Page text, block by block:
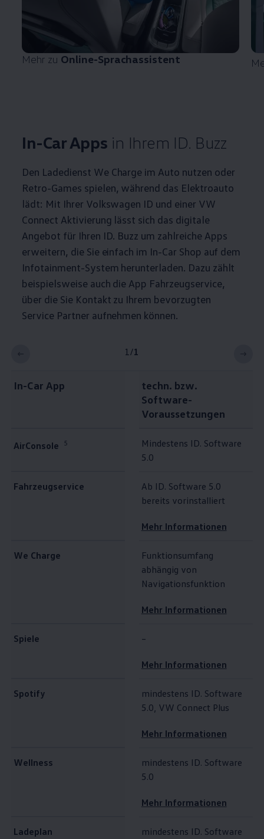
Mehr zu Online-Sprachassistent
In-Car Apps in Ihrem ID. Buzz
Den Ladedienst We Charge im Auto nutzen oder
Retro-Games spielen, während das Elektroauto
lädt: Mit Ihrer Volkswagen ID und einer VW
Connect Aktivierung lässt sich das digitale
Angebot für Ihren ID. Buzz um zahlreiche Apps
erweitern, die Sie einfach im In-Car Shop auf dem
Infotainment-System herunterladen. Dazu zählt
beispielsweise auch die App Fahrzeugservice,
über die Sie Kontakt zu Ihrem bevorzugten
Service Partner aufnehmen können.
1/1
In-Car App
techn. bzw.
Software-
Voraussetzungen
AirConsole 5
Mindestens ID. Software
5.0
Fahrzeugservice
Ab ID. Software 5.0
bereits vorinstalliert
Mehr Informationen
We Charge
Funktionsumfang
abhängig von
Navigationsfunktion
Mehr Informationen
Spiele –
Mehr Informationen
Spotify
mindestens ID. Software
5.0, VW Connect Plus
Mehr Informationen
Wellness
mindestens ID. Software
5.0
Mehr Informationen
Ladeplan
mindestens ID. Software